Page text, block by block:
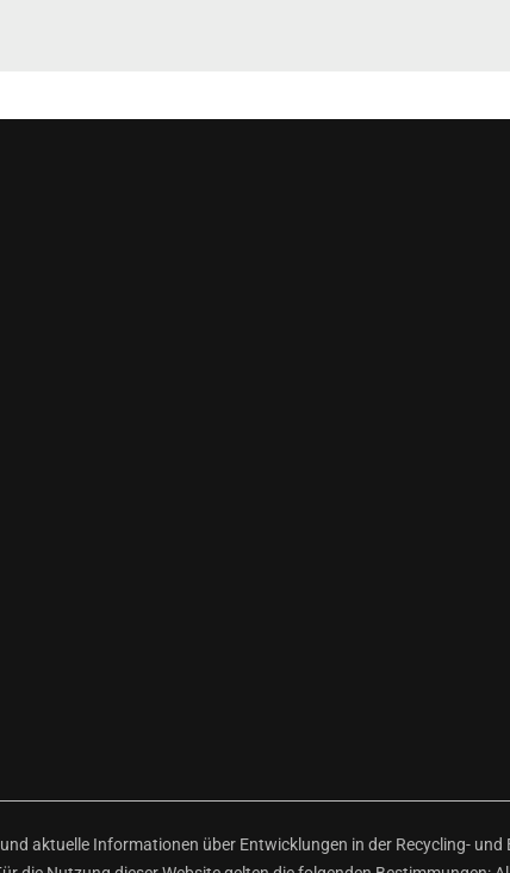
aktuelle Informationen über Entwicklungen in der Recycling-